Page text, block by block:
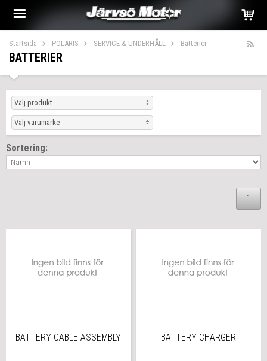
Startsida POLARIS SERVICE & UNDERHÅLL Batterier
BATTERIER
Välj produkt
Välj varumärke
Sortering:
1
BATTERY CABLE ASSEMBLY BATTERY CHARGER